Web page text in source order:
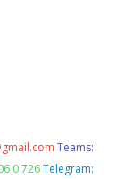
Teams:
0 726 Telegram: